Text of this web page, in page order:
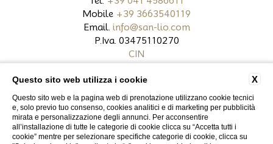
Mobile +39 3663540119
Email. info@san-lio.com
P.Iva. 03475110270
CIN
CONTATTI DATI SOCIETARI
COOKIE POLICY ACCESSIBILITÀ
X
Questo sito web utilizza i cookie
Questo sito web e la pagina web di prenotazione utilizzano cookie tecnici
e, solo previo tuo consenso, cookies analitici e di marketing per pubblicità
mirata e personalizzazione degli annunci. Per acconsentire
all’installazione di tutte le categorie di cookie clicca su “Accetta tutti i
cookie” mentre per selezionare specifiche categorie di cookie, clicca su